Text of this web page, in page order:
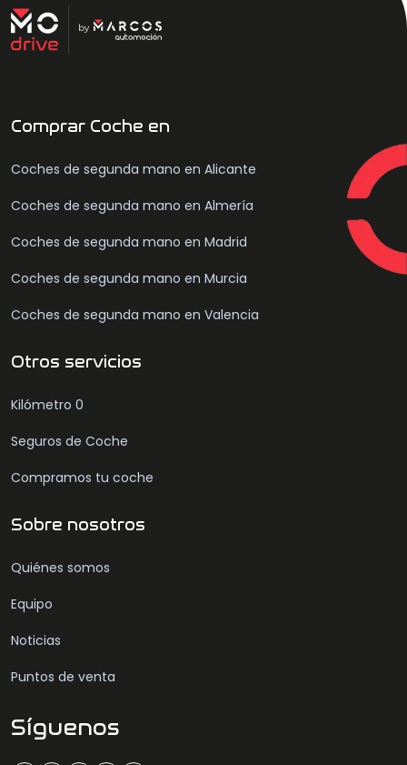
Comprar Coche en
Coches de segunda mano en Alicante
Coches de segunda mano en Almería
Coches de segunda mano en Madrid
Coches de segunda mano en Murcia
Coches de segunda mano en Valencia
Otros servicios
Kilómetro 0
Seguros de Coche
Compramos tu coche
Sobre nosotros
Quiénes somos
Equipo
Noticias
Puntos de venta
Síguenos